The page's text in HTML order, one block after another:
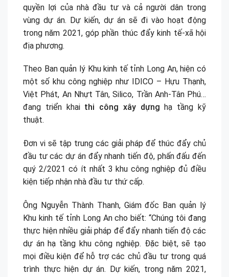
quyền lợi của nhà đầu tư và cả người dân trong
vùng dự án. Dự kiến, dự án sẽ đi vào hoạt động
trong năm 2021, góp phần thúc đẩy kinh tế-xã hội
địa phương.
Theo Ban quản lý Khu kinh tế tỉnh Long An, hiện có
một số khu công nghiệp như IDICO – Hựu Thạnh,
Việt Phát, An Nhựt Tân, Silico, Trần Anh-Tân Phú…
đang triển khai thi công xây dựng hạ tầng kỹ
thuật.
Đơn vi sẽ tập trung các giải pháp để thúc đẩy chủ
đầu tư các dự án đẩy nhanh tiến độ, phấn đấu đến
quý 2/2021 có ít nhất 3 khu công nghiệp đủ điều
kiện tiếp nhận nhà đầu tư thứ cấp.
Ông Nguyễn Thành Thanh, Giám đốc Ban quản lý
Khu kinh tế tỉnh Long An cho biết: “Chúng tôi đang
thực hiện nhiều giải pháp để đẩy nhanh tiến độ các
dự án hạ tầng khu công nghiệp. Đặc biệt, sẽ tạo
mọi điều kiện để hỗ trợ các chủ đầu tư trong quá
trình thực hiện dự án. Dự kiến, trong năm 2021,